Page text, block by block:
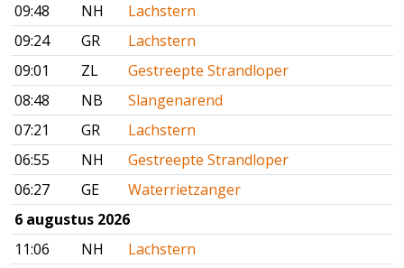
09:48
NH
Lachstern
09:24
GR
Lachstern
09:01
ZL
Gestreepte Strandloper
08:48
NB
Slangenarend
07:21
GR
Lachstern
06:55
NH
Gestreepte Strandloper
06:27
GE
Waterrietzanger
6 augustus 2026
11:06
NH
Lachstern